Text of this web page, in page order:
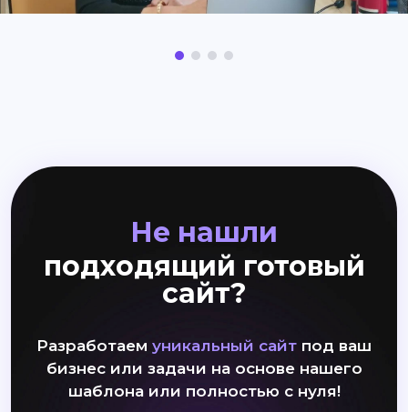
Не нашли
подходящий готовый
сайт?
Разработаем уникальный сайт под ваш
бизнес или задачи на основе нашего
шаблона или полностью с нуля!